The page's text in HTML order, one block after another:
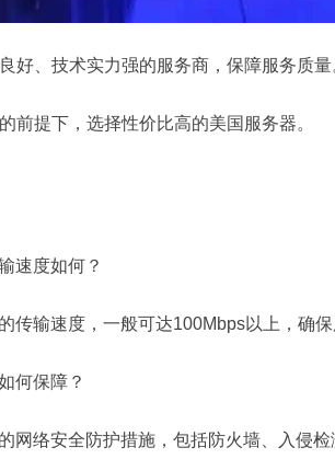
好、技术实力强的服务商，保障服务质量
前提下，选择性价比高的美国服务器。
速度如何？
传输速度，一般可达100Mbps以上，确
何保障？
网络安全防护措施，包括防火墙、入侵